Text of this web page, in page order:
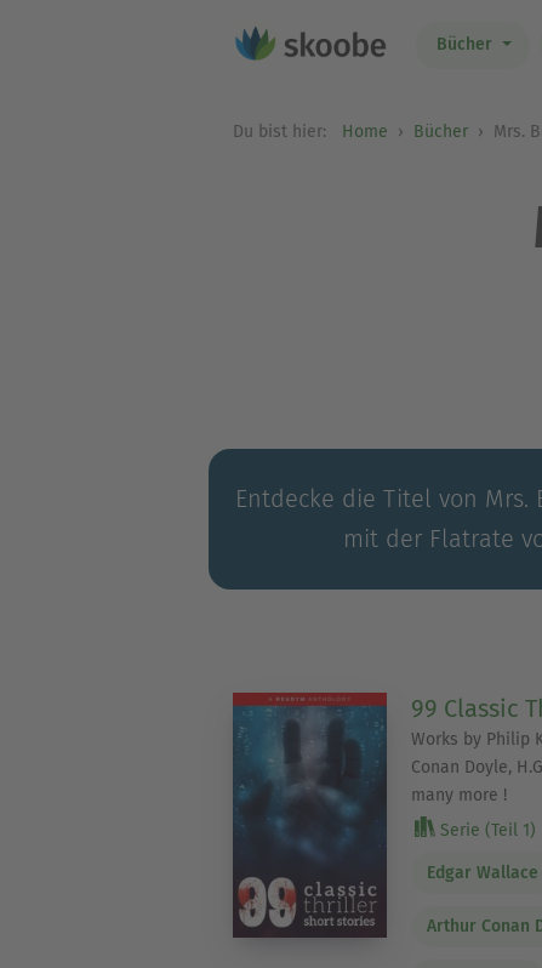
Bücher
Du bist hier: Home Bücher Mrs.
Entdecke die Titel von
mit der Flatrate
99 Classic
Works by Philip
Conan Doyle,
many more !
Serie (Teil 1)
Edgar Wallace
Arthur Conan